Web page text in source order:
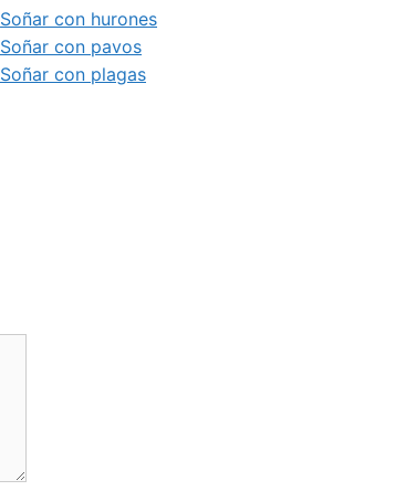
Soñar con hurones
Soñar con pavos
Soñar con plagas